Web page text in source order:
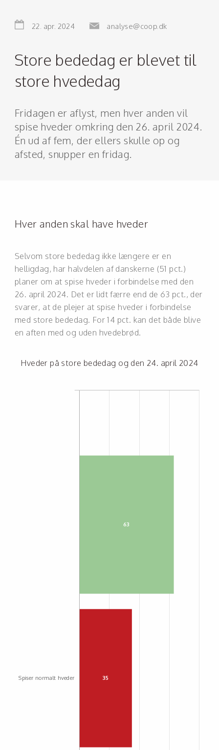
22. apr. 2024 analyse@coop.dk
Store bededag er blevet til
store hvededag
Fridagen er aflyst, men hver anden vil
spise hveder omkring den 26. april 2024.
Én ud af fem, der ellers skulle op og
afsted, snupper en fridag.
Hver anden skal have hveder
Selvom store bededag ikke længere er en
helligdag, har halvdelen af danskerne (51 pct.)
planer om at spise hveder i forbindelse med den
26. april 2024. Det er lidt færre end de 63 pct., der
svarer, at de plejer at spise hveder i forbindelse
med store bededag. For 14 pct. kan det både blive
en aften med og uden hvedebrød.
Hveder på store bededag og den 24. april 2024